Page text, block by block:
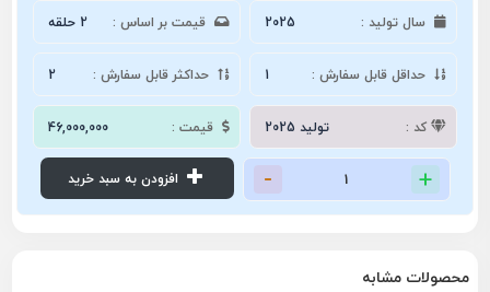
سال تولید : 2025 قیمت بر اساس : 2 حلقه
حداقل قابل سفارش : 1 حداکثر قابل سفارش : 2
کد : تولید 2025 قیمت : 46,000,000
محصولات مشابه